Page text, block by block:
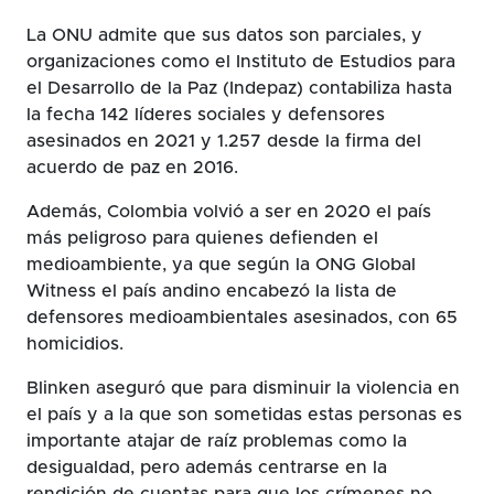
La ONU admite que sus datos son parciales, y
organizaciones como el Instituto de Estudios para
el Desarrollo de la Paz (Indepaz) contabiliza hasta
la fecha 142 líderes sociales y defensores
asesinados en 2021 y 1.257 desde la firma del
acuerdo de paz en 2016.
Además, Colombia volvió a ser en 2020 el país
más peligroso para quienes defienden el
medioambiente, ya que según la ONG Global
Witness el país andino encabezó la lista de
defensores medioambientales asesinados, con 65
homicidios.
Blinken aseguró que para disminuir la violencia en
el país y a la que son sometidas estas personas es
importante atajar de raíz problemas como la
desigualdad, pero además centrarse en la